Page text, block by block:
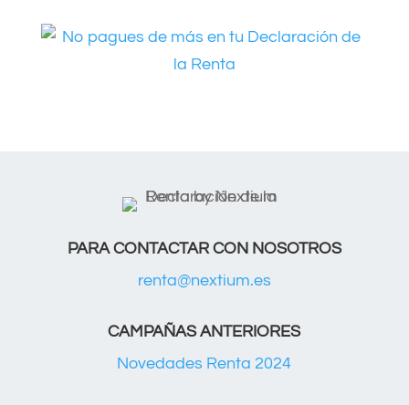
PARA CONTACTAR CON NOSOTROS
renta@nextium.es
CAMPAÑAS ANTERIORES
Novedades Renta 2024